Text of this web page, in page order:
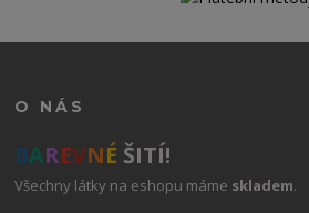
O NÁS
BAREVNÉ ŠITÍ!
Všechny látky na eshopu máme skladem.